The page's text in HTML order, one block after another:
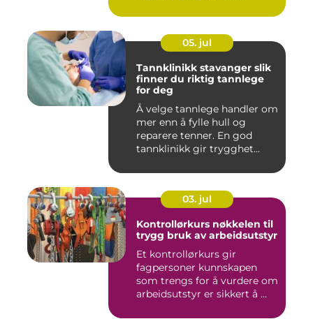
05. jul
Tannklinikk stavanger slik
finner du riktig tannlege
for deg
Å velge tannlege handler om
mer enn å fylle hull og
reparere tenner. En god
tannklinikk gir trygghet...
03. jul
Kontrollørkurs nøkkelen til
trygg bruk av arbeidsutstyr
Et kontrollørkurs gir
fagpersoner kunnskapen
som trengs for å vurdere om
arbeidsutstyr er sikkert å ...